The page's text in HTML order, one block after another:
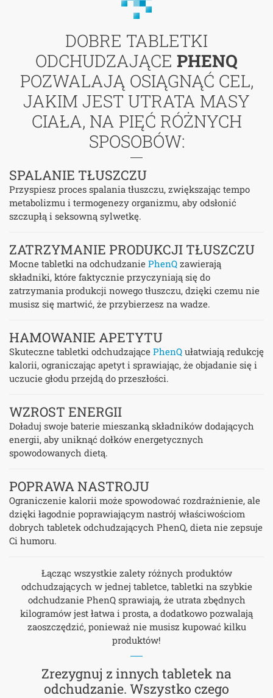
DOBRE TABLETKI
ODCHUDZAJĄCE PHENQ
POZWALAJĄ OSIĄGNĄĆ CEL,
JAKIM JEST UTRATA MASY
CIAŁA, NA PIĘĆ RÓŻNYCH
SPOSOBÓW:
SPALANIE TŁUSZCZU
Przyspiesz proces spalania tłuszczu, zwiększając tempo
metabolizmu i termogenezy organizmu, aby odsłonić
szczupłą i seksowną sylwetkę.
ZATRZYMANIE PRODUKCJI TŁUSZCZU
Mocne tabletki na odchudzanie PhenQ zawierają
składniki, które faktycznie przyczyniają się do
zatrzymania produkcji nowego tłuszczu, dzięki czemu nie
musisz się martwić, że przybierzesz na wadze.
HAMOWANIE APETYTU
Skuteczne tabletki odchudzające PhenQ ułatwiają redukcję
kalorii, ograniczając apetyt i sprawiając, że objadanie się i
uczucie głodu przejdą do przeszłości.
WZROST ENERGII
Doładuj swoje baterie mieszanką składników dodających
energii, aby uniknąć dołków energetycznych
spowodowanych dietą.
POPRAWA NASTROJU
Ograniczenie kalorii może spowodować rozdrażnienie, ale
dzięki łagodnie poprawiającym nastrój właściwościom
dobrych tabletek odchudzających PhenQ, dieta nie zepsuje
Ci humoru.
Łącząc wszystkie zalety różnych produktów
odchudzających w jednej tabletce, tabletki na szybkie
odchudzanie PhenQ sprawiają, że utrata zbędnych
kilogramów jest łatwa i prosta, a dodatkowo pozwalają
zaoszczędzić, ponieważ nie musisz kupować kilku
produktów!
Zrezygnuj z innych tabletek na
odchudzanie. Wszystko czego